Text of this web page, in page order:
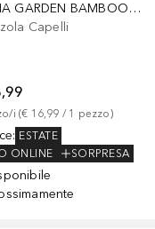
OLIVIA GARDEN BAMBOO COMBO M
Capelli
i (€ 16,99 / 1 pezzo)
: ESTATE
ONLINE
SORPRESA